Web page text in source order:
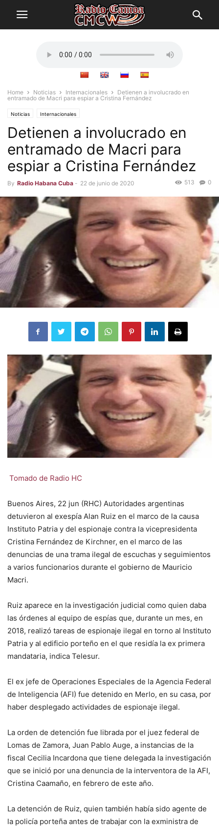
Home Noticias Internacionales
Detienen a involucrado en
entramado de Macri para espiar a Cristina Fernández
Noticias Internacionales
Detienen a involucrado en
entramado de Macri para
espiar a Cristina Fernández
By Radio Habana Cuba - 22 de junio de 2020 0
513
Tomado de Radio HC
Buenos Aires, 22 jun (RHC) Autoridades argentinas
detuvieron al exespía Alan Ruiz en el marco de la causa
Instituto Patria y del espionaje contra la vicepresidenta
Cristina Fernández de Kirchner, en el marco de las
denuncias de una trama ilegal de escuchas y seguimientos
a varios funcionarios durante el gobierno de Mauricio
Macri.
Ruiz aparece en la investigación judicial como quien daba
las órdenes al equipo de espías que, durante un mes, en
2018, realizó tareas de espionaje ilegal en torno al Instituto
Patria y al edificio porteño en el que residía la ex primera
mandataria, indica Telesur.
El ex jefe de Operaciones Especiales de la Agencia Federal
de Inteligencia (AFI) fue detenido en Merlo, en su casa, por
haber desplegado actividades de espionaje ilegal.
La orden de detención fue librada por el juez federal de
Lomas de Zamora, Juan Pablo Auge, a instancias de la
fiscal Cecilia Incardona que tiene delegada la investigación
que se inició por una denuncia de la interventora de la AFI,
Cristina Caamaño, en febrero de este año.
La detención de Ruiz, quien también había sido agente de
la policía porteña antes de trabajar con la exministra de